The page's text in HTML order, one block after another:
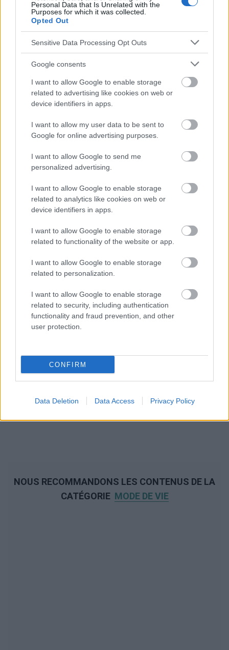
Personal Data that Is Unrelated with the
Purposes for which it was collected.
Opted Out
Sensitive Data Processing Opt Outs
Google consents
I want to allow Google to enable storage
related to advertising like cookies on web or
device identifiers in apps.
I want to allow my user data to be sent to
Google for online advertising purposes.
I want to allow Google to send me
personalized advertising.
I want to allow Google to enable storage
related to analytics like cookies on web or
device identifiers in apps.
I want to allow Google to enable storage
related to functionality of the website or app.
I want to allow Google to enable storage
related to personalization.
I want to allow Google to enable storage
related to security, including authentication
functionality and fraud prevention, and other
user protection.
CONFIRM
Data Deletion Data Access Privacy Policy
Le contenu et les documents de ce site Web sont éducatifs et
informatifs. L'éditeur et les éditeurs du site ne sont pas
responsables des effets de leur utilisation. Avant d'utiliser les
conseils et astuces contenus dans le site, vous devez
Publicité:
NOUS RECOMMANDONS LES CONTENUS DE LA
CATÉGORIE MODE DE VIE